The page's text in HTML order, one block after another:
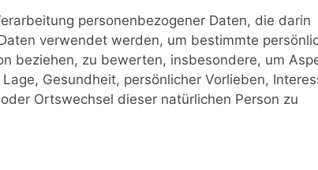
personenbezogener Daten, die darin
verwendet werden, um bestimmte
beziehen, zu bewerten, insbesondere, um
Gesundheit, persönlicher Vorlieben,
Ortswechsel dieser natürlichen Person zu